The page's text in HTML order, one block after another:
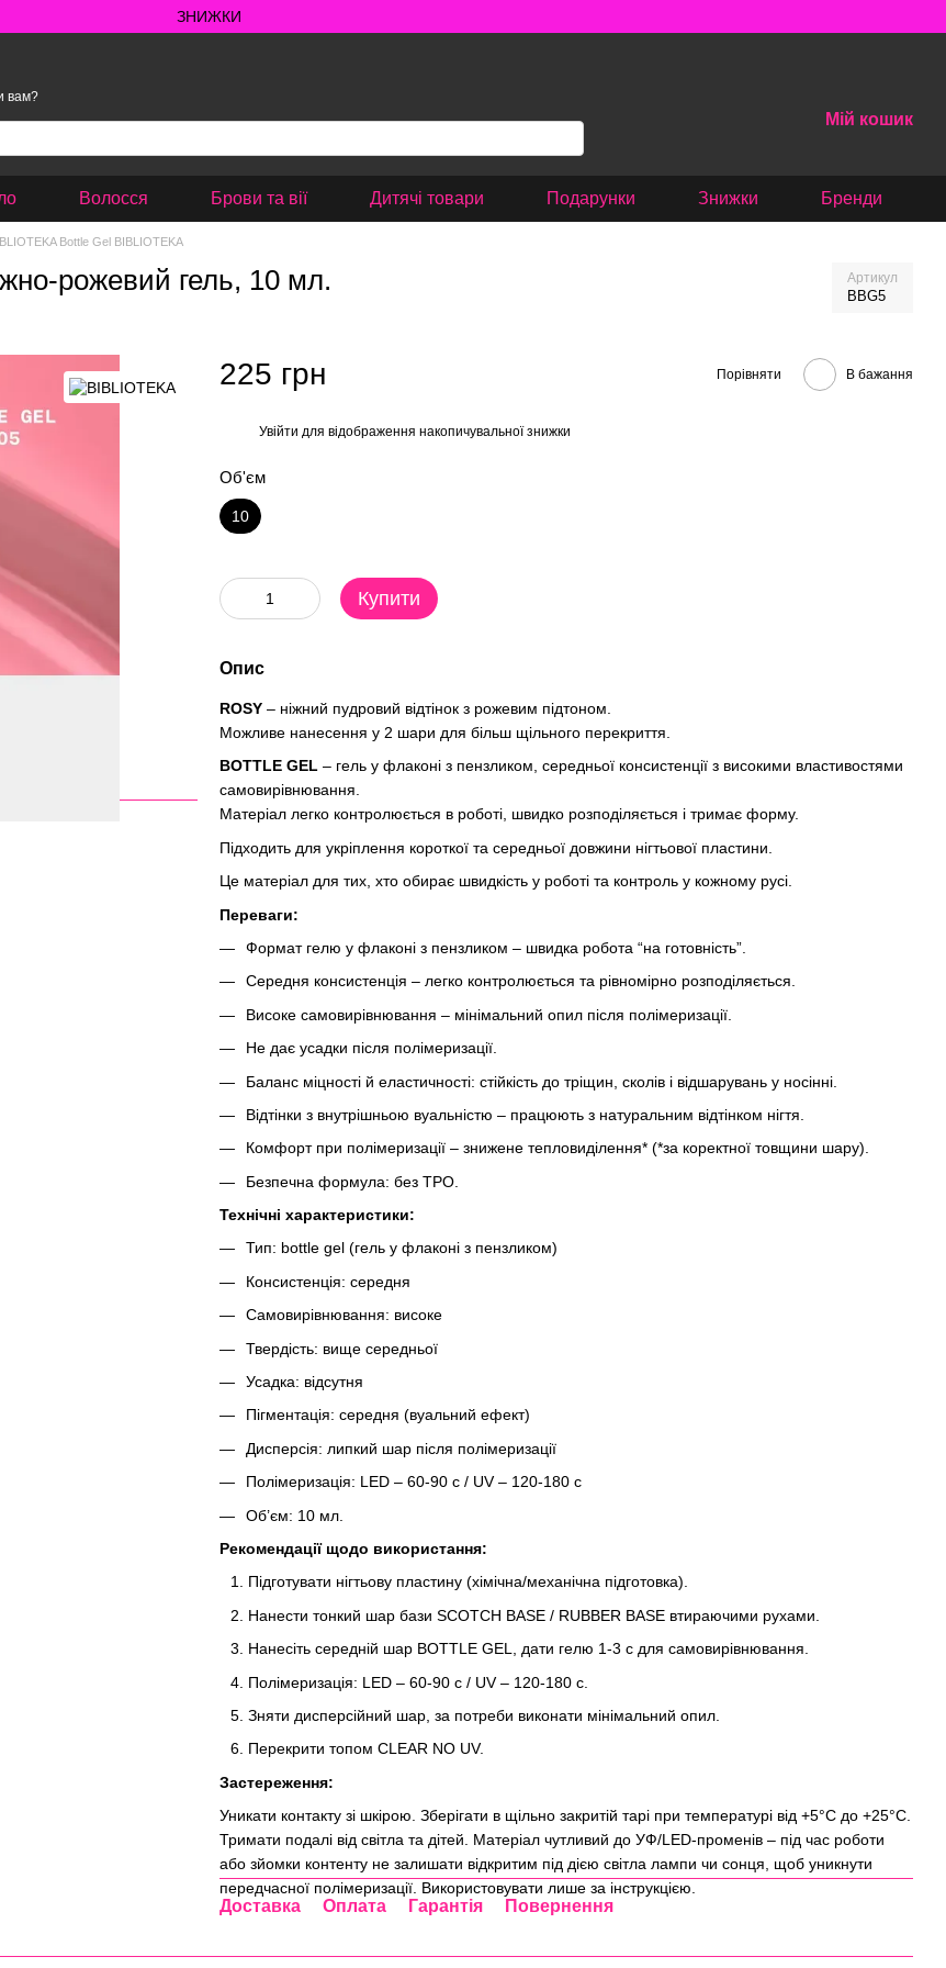
ЗНИЖКИ
вам?
Мій кошик
Волосся Брови та вії Дитячі товари Подарунки Знижки Бренди
Bottle Gel BIBLIOTEKA
рожевий гель, 10 мл. Артикул
BBG5
225 грн Порівняти В бажання
Увійти для відображення накопичувальної знижки
Об'єм
10
Купити
Опис
ROSY – ніжний пудровий відтінок з рожевим підтоном.
Можливе нанесення у 2 шари для більш щільного перекриття.
BOTTLE GEL – гель у флаконі з пензликом, середньої консистенції з високими властивостями
самовирівнювання.
Матеріал легко контролюється в роботі, швидко розподіляється і тримає форму.
Підходить для укріплення короткої та середньої довжини нігтьової пластини.
Це матеріал для тих, хто обирає швидкість у роботі та контроль у кожному русі.
Переваги:
Формат гелю у флаконі з пензликом – швидка робота “на готовність”.
Середня консистенція – легко контролюється та рівномірно розподіляється.
Високе самовирівнювання – мінімальний опил після полімеризації.
Не дає усадки після полімеризації.
Баланс міцності й еластичності: стійкість до тріщин, сколів і відшарувань у носінні.
Відтінки з внутрішньою вуальністю – працюють з натуральним відтінком нігтя.
Комфорт при полімеризації – знижене тепловиділення* (*за коректної товщини шару).
Безпечна формула: без TPO.
Технічні характеристики:
Тип: bottle gel (гель у флаконі з пензликом)
Консистенція: середня
Самовирівнювання: високе
Твердість: вище середньої
Усадка: відсутня
Пігментація: середня (вуальний ефект)
Дисперсія: липкий шар після полімеризації
Полімеризація: LED – 60-90 с / UV – 120-180 с
Об’єм: 10 мл.
Рекомендації щодо використання:
Підготувати нігтьову пластину (хімічна/механічна підготовка).
Нанести тонкий шар бази SCOTCH BASE / RUBBER BASE втираючими рухами.
Нанесіть середній шар BOTTLE GEL, дати гелю 1-3 с для самовирівнювання.
Полімеризація: LED – 60-90 с / UV – 120-180 с.
Зняти дисперсійний шар, за потреби виконати мінімальний опил.
Перекрити топом CLEAR NO UV.
Застереження:
Уникати контакту зі шкірою. Зберігати в щільно закритій тарі при температурі від +5°C до +25°C.
Тримати подалі від світла та дітей. Матеріал чутливий до УФ/LED-променів – під час роботи
або зйомки контенту не залишати відкритим під дією світла лампи чи сонця, щоб уникнути
передчасної полімеризації. Використовувати лише за інструкцією.
Доставка Оплата Гарантія Повернення